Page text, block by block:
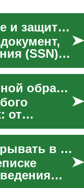
Social Security Card: назначение, получение и защита важного документа
(SSN),
Защита персональных данных при удалённой обработке вызовов
от
Защита личных данных: что не стоит раскрывать в профиле и в сообщениях